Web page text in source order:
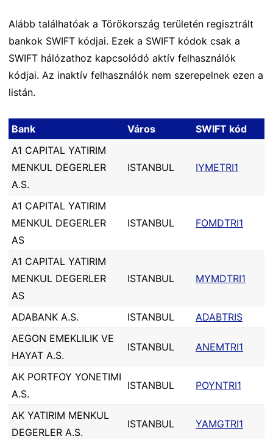
Alább találhatóak a Törökország területén regisztrált
bankok SWIFT kódjai. Ezek a SWIFT kódok csak a
SWIFT hálózathoz kapcsolódó aktív felhasználók
kódjai. Az inaktív felhasználók nem szerepelnek ezen a
listán.
Bank Város
SWIFT kód
A1 CAPITAL YATIRIM
MENKUL DEGERLER
A.S.
ISTANBUL IYMETRI1
A1 CAPITAL YATIRIM
MENKUL DEGERLER
AS
ISTANBUL FOMDTRI1
A1 CAPITAL YATIRIM
MENKUL DEGERLER
AS
ISTANBUL MYMDTRI1
ADABANK A.S. ISTANBUL
ADABTRIS
AEGON EMEKLILIK VE
HAYAT A.S.
ISTANBUL ANEMTRI1
AK PORTFOY YONETIMI
A.S.
ISTANBUL POYNTRI1
AK YATIRIM MENKUL
DEGERLER A.S.
ISTANBUL YAMGTRI1